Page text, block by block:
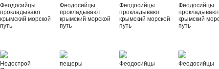
Феодосийцы
прокладывают
крымский морской
путь
Феодосийцы
прокладывают
крымский морской
путь
Феодосийцы
прокладывают
крымский морской
путь
Феодосийцы
крымский
путь
Недострой
пещеры
Феодосийцы
Феодосийцы